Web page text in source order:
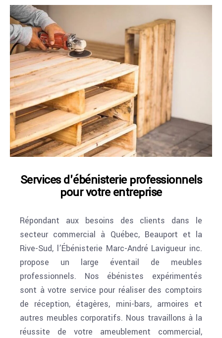
Services d'ébénisterie professionnels
pour votre entreprise
Répondant aux besoins des clients dans le
secteur commercial à Québec, Beauport et la
Rive-Sud, l’Ébénisterie Marc-André Lavigueur inc.
propose un large éventail de meubles
professionnels. Nos ébénistes expérimentés
sont à votre service pour réaliser des comptoirs
de réception, étagères, mini-bars, armoires et
autres meubles corporatifs. Nous travaillons à la
réussite de votre ameublement commercial,